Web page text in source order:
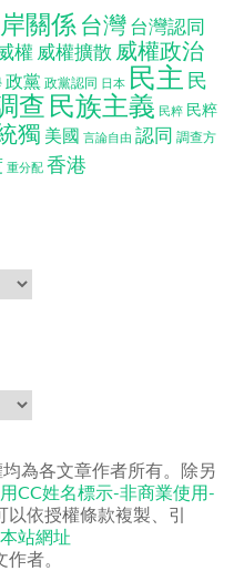
關係 台灣台灣認同
權 威權擴散 威權政治
政黨 政黨認同 日本 民主 民
查 民族主義 民粹 民粹
獨 美國 言論自由 認同 調查方
重分配 香港
為各文章作者所有。除另
CC姓名標示-非商業使用-
以依授權條款複製、引
本站網址
者。